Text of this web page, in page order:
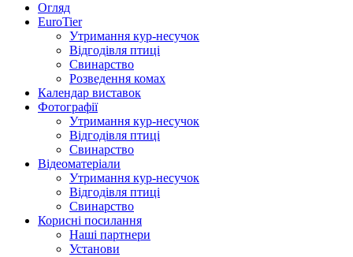
Огляд
EuroTier
Утримання кур-несучок
Відгодівля птиці
Свинарство
Розведення комах
Календар виставок
Фотографії
Утримання кур-несучок
Відгодівля птиці
Свинарство
Відеоматеріали
Утримання кур-несучок
Відгодівля птиці
Свинарство
Корисні посилання
Наші партнери
Установи